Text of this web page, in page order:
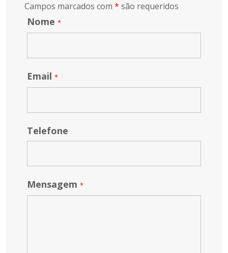
Campos marcados com* são requeridos
Nome*
Email*
Telefone
Mensagem*